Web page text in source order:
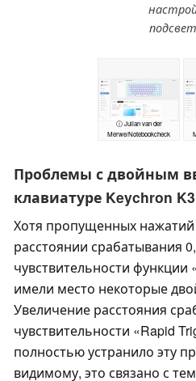
ⓘ Julian van der
Merwe/Notebookcheck
Проблемы с двойным
клавиатуре Keychron
Хотя пропущенных
расстоянии срабатывания
чувствительности функции
имели место некоторые
Увеличение расстояния
чувствительности «Rapid
полностью устранило эту
видимому, это связано с